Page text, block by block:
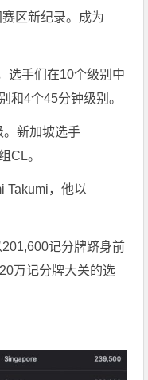
区新纪录。成为
选手们在10个级别中
和4个45分钟级别。
。新加坡选手
CL。
Takumi，他以
记分牌跻身前
万记分牌大关的选